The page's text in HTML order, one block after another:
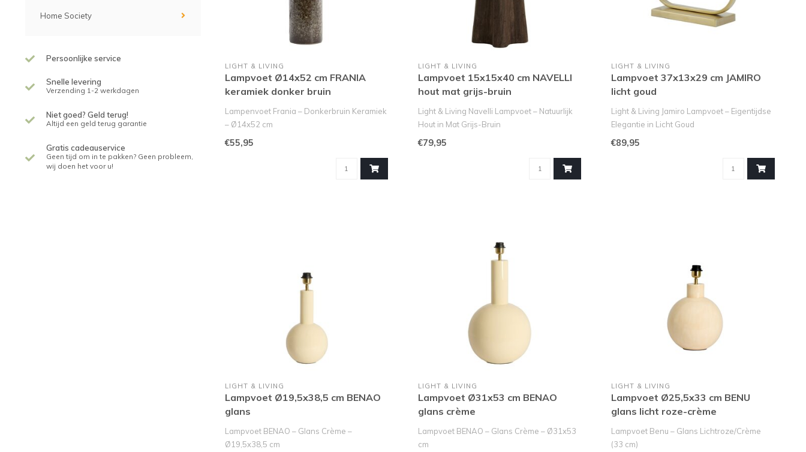
Home Society
Persoonlijke service
Snelle levering
Verzending 1-2 werkdagen
Niet goed? Geld terug!
Altijd een geld terug garantie
Gratis cadeauservice
Geen tijd om in te pakken? Geen probleem,
wij doen het voor u!
LIGHT & LIVING
Lampvoet Ø14x52 cm FRANIA
keramiek donker bruin
Lampenvoet Frania – Donkerbruin Keramiek
– Ø14x52 cm
Verlicht je interieur..
€55,95
LIGHT & LIVING
Lampvoet 15x15x40 cm NAVELLI
hout mat grijs-bruin
Light & Living Navelli Lampvoet – Natuurlijk
Hout in Mat Grijs-Bruin
Ben je o..
€79,95
LIGHT & LIVING
Lampvoet 37x13x29 cm JAMIRO
licht goud
Light & Living Jamiro Lampvoet – Eigentijdse
Elegantie in Licht Goud
De Jamir..
€89,95
LIGHT & LIVING
Lampvoet Ø19,5x38,5 cm BENAO
glans
Lampvoet BENAO – Glans Crème –
Ø19,5x38,5 cm
LIGHT & LIVING
Lampvoet Ø31x53 cm BENAO
glans crème
Lampvoet BENAO – Glans Crème – Ø31x53
cm
LIGHT & LIVING
Lampvoet Ø25,5x33 cm BENU
glans licht roze-crème
Lampvoet Benu – Glans Lichtroze/Crème
(33 cm)